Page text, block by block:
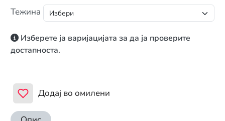
Тежина
Изберете ја варијацијата за да ја проверите
достапноста.
Додај во омилени